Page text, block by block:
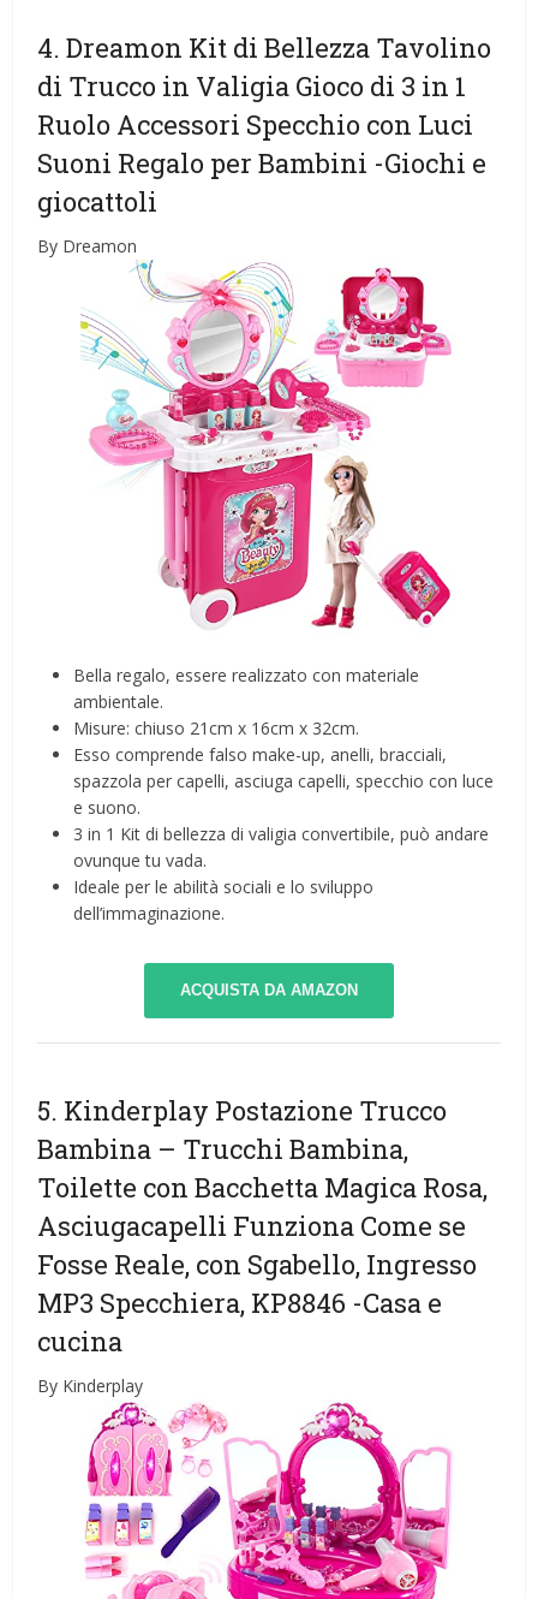
4. Dreamon Kit di Bellezza Tavolino
di Trucco in Valigia Gioco di 3 in 1
Ruolo Accessori Specchio con Luci
Suoni Regalo per Bambini -Giochi e
giocattoli
By Dreamon
Bella regalo, essere realizzato con materiale
ambientale.
Misure: chiuso 21cm x 16cm x 32cm.
Esso comprende falso make-up, anelli, bracciali,
spazzola per capelli, asciuga capelli, specchio con luce
e suono.
3 in 1 Kit di bellezza di valigia convertibile, può andare
ovunque tu vada.
Ideale per le abilità sociali e lo sviluppo
dell’immaginazione.
ACQUISTA DA AMAZON
5. Kinderplay Postazione Trucco
Bambina – Trucchi Bambina,
Toilette con Bacchetta Magica Rosa,
Asciugacapelli Funziona Come se
Fosse Reale, con Sgabello, Ingresso
MP3 Specchiera, KP8846 -Casa e
cucina
By Kinderplay